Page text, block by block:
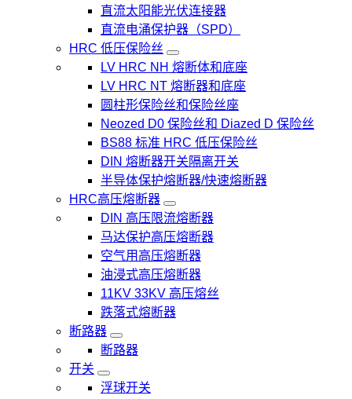
直流太阳能光伏连接器
直流电涌保护器（SPD）
HRC 低压保险丝
LV HRC NH 熔断体和底座
LV HRC NT 熔断器和底座
圆柱形保险丝和保险丝座
Neozed D0 保险丝和 Diazed D 保险丝
BS88 标准 HRC 低压保险丝
DIN 熔断器开关隔离开关
半导体保护熔断器/快速熔断器
HRC高压熔断器
DIN 高压限流熔断器
马达保护高压熔断器
空气用高压熔断器
油浸式高压熔断器
11KV 33KV 高压熔丝
跌落式熔断器
断路器
断路器
开关
浮球开关